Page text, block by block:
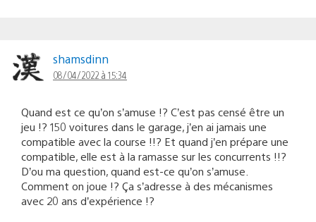
shamsdinn
08/04/2022 à 15:34
Quand est ce qu’on s’amuse !? C’est pas censé être un
jeu !? 150 voitures dans le garage, j’en ai jamais une
compatible avec la course !!? Et quand j’en prépare une
compatible, elle est à la ramasse sur les concurrents !!?
D’ou ma question, quand est-ce qu’on s’amuse.
Comment on joue !? Ça s’adresse à des mécanismes
avec 20 ans d’expérience !?